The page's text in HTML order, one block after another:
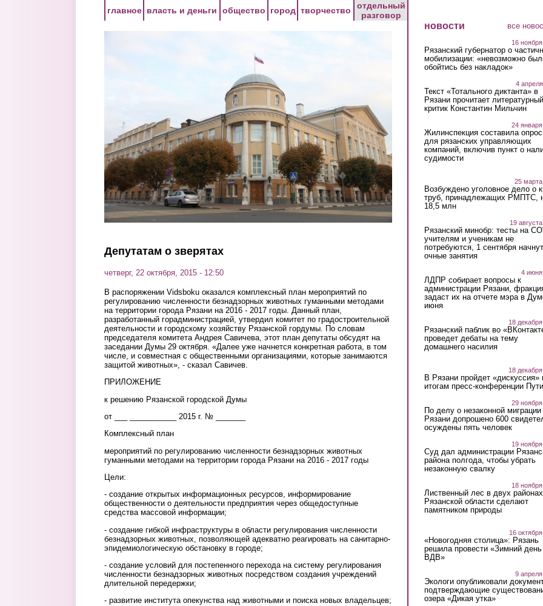
главное власть и деньги общество город творчество
отдельный
разговор
Депутатам о зверятах
четверг, 22 октября, 2015 - 12:50
В распоряжении Vidsboku оказался комплексный план мероприятий по
регулированию численности безнадзорных животных гуманными методами
на территории города Рязани на 2016 - 2017 годы. Данный план,
разработанный горадминистрацией, утвердил комитет по градостроительной
деятельности и городскому хозяйству Рязанской гордумы. По словам
председателя комитета Андрея Савичева, этот план депутаты обсудят на
заседании Думы 29 октября. «Далее уже начнется конкретная работа, в том
числе, и совместная с общественными организациями, которые занимаются
защитой животных», - сказал Савичев.
ПРИЛОЖЕНИЕ
к решению Рязанской городской Думы
от ___ ___________ 2015 г. № _______
Комплексный план
мероприятий по регулированию численности безнадзорных животных
гуманными методами на территории города Рязани на 2016 - 2017 годы
Цели:
- создание открытых информационных ресурсов, информирование
общественности о деятельности предприятия через общедоступные
средства массовой информации;
- создание гибкой инфраструктуры в области регулирования численности
безнадзорных животных, позволяющей адекватно реагировать на санитарно-
эпидемиологическую обстановку в городе;
- создание условий для постепенного перехода на систему регулирования
численности безнадзорных животных посредством создания учреждений
длительной передержки;
- развитие института опекунства над животными и поиска новых владельцев;
новости все
16
Рязанский губернатор о
мобилизации: «невозможно
обойтись без накладок»
4
Текст «Тотального диктанта» в
Рязани прочитает литературный
критик Константин Мильчин
24
Жилинспекция составила
для рязанских управляющих
компаний, включив пункт о
судимости
25
Возбуждено уголовное дело о
труб, принадлежащих РМПТС,
18,5 млн
19
Рязанский минобр: тесты на
учителям и ученикам не
потребуются, 1 сентября
очные занятия
4 июня
ЛДПР собирает вопросы к
администрации Рязани,
задаст их на отчете мэра в
июня
18
Рязанский паблик во
проведет дебаты на тему
домашнего насилия
18
В Рязани пройдет «дискуссия»
итогам пресс-конференции
29
По делу о незаконной миграции
Рязани допрошено 600
осуждены пять человек
19
Суд дал администрации
района полгода, чтобы убрать
незаконную свалку
18
Лиственный лес в двух районах
Рязанской области сделают
памятником природы
16
«Новогодняя столица»: Рязань
решила провести «Зимний день
ВДВ»
9
Экологи опубликовали
подтверждающие
озера «Дикая утка»